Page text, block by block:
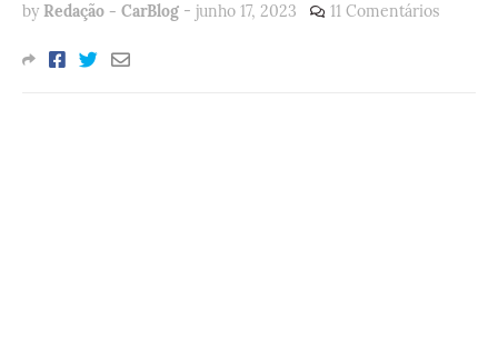
by Redação - CarBlog - junho 17, 2023 11 Comentários